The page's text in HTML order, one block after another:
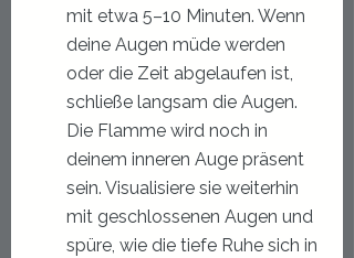
mit etwa 5–10 Minuten. Wenn
deine Augen müde werden
oder die Zeit abgelaufen ist,
schließe langsam die Augen.
Die Flamme wird noch in
deinem inneren Auge präsent
sein. Visualisiere sie weiterhin
mit geschlossenen Augen und
spüre, wie die tiefe Ruhe sich in